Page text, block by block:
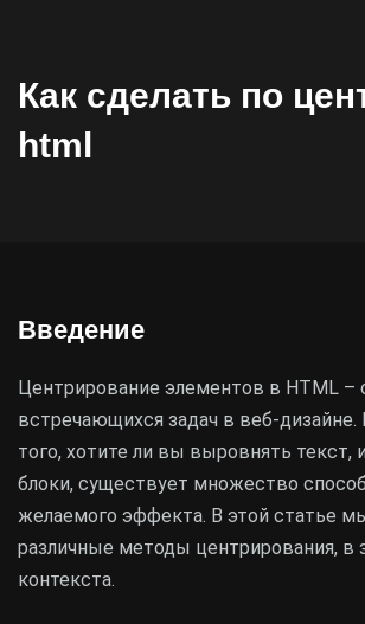
Как сделать по
html
Введение
Центрирование элементов в HTML –
встречающихся задач в веб-дизайне.
того, хотите ли вы выровнять текст,
блоки, существует множество
желаемого эффекта. В этой статье
различные методы центрирования, в
контекста.